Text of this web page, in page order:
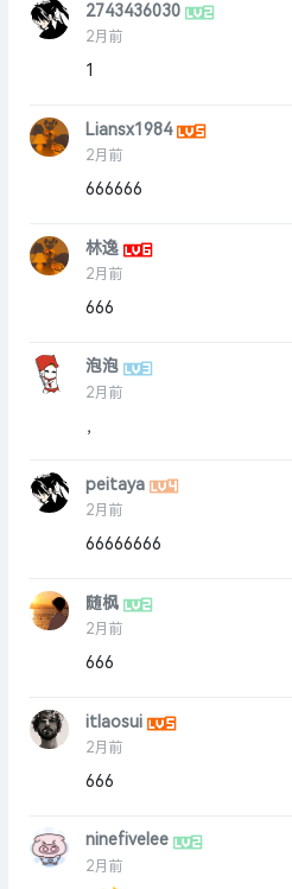
2743436030
2月前
1
Liansx1984
2月前
666666
林逸
2月前
666
泡泡
2月前
，
peitaya
2月前
66666666
随枫
2月前
666
itlaosui
2月前
666
ninefivelee
2月前